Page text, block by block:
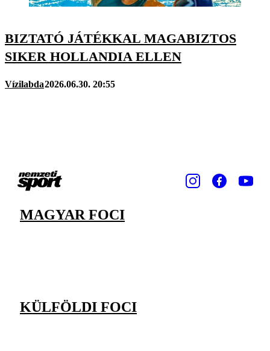
BIZTATÓ JÁTÉKKAL MAGABIZTOS
SIKER HOLLANDIA ELLEN
Vízilabda2026.06.30. 20:55
MAGYAR FOCI
KÜLFÖLDI FOCI